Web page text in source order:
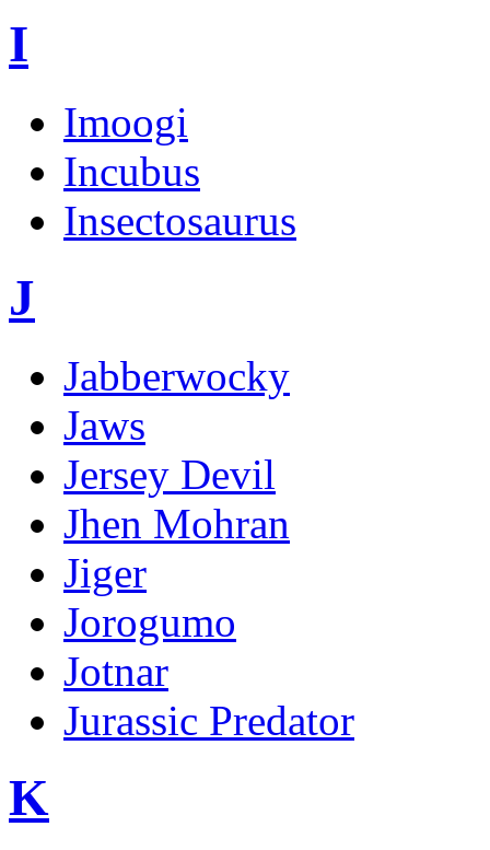
I
Imoogi
Incubus
Insectosaurus
J
Jabberwocky
Jaws
Jersey Devil
Jhen Mohran
Jiger
Jorogumo
Jotnar
Jurassic Predator
K